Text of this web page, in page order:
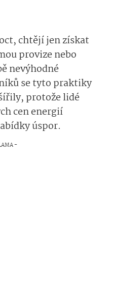
chtějí jen získat
provize nebo
nevýhodné
se tyto praktiky
protože lidé
cen energií
úspor.